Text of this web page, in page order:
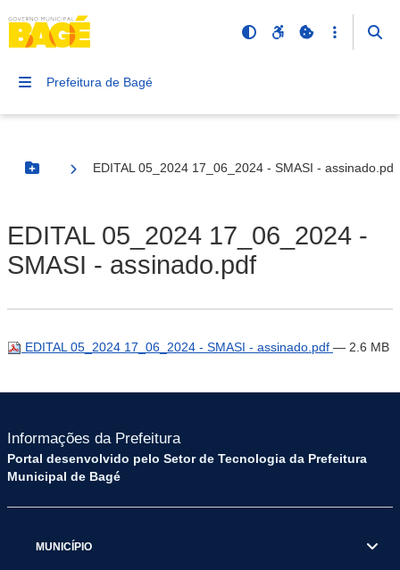
Prefeitura de Bagé
Botão Menu
EDITAL 05_2024 17_06_2024 - SMASI - assinado.pdf
EDITAL 05_2024 17_06_2024 -
SMASI - assinado.pdf
EDITAL 05_2024 17_06_2024 - SMASI - assinado.pdf — 2.6 MB
Informações da Prefeitura
Portal desenvolvido pelo Setor de Tecnologia da Prefeitura
Municipal de Bagé
MUNICÍPIO